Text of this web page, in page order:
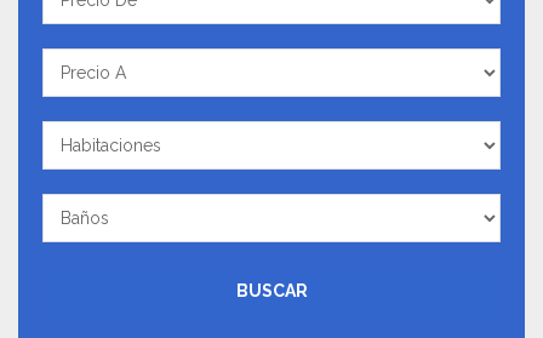
De
Precio
A
Habitaciones
Baños
BUSCAR